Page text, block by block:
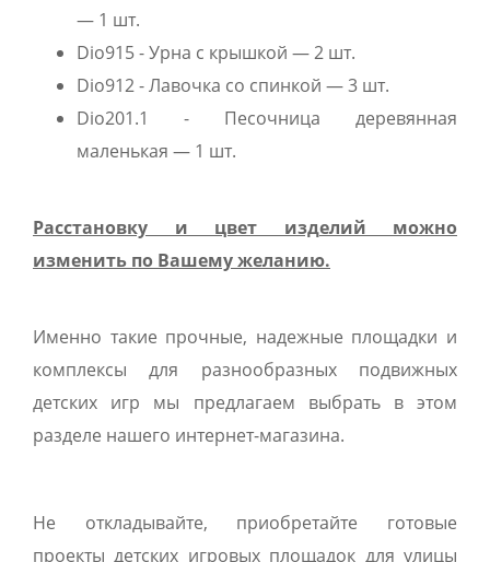
— 1 шт.
Dio915 - Урна с крышкой — 2 шт.
Dio912 - Лавочка со спинкой — 3 шт.
Dio201.1 - Песочница деревянная
маленькая — 1 шт.
Расстановку и цвет изделий можно
изменить по Вашему желанию.
Именно такие прочные, надежные площадки и
комплексы для разнообразных подвижных
детских игр мы предлагаем выбрать в этом
разделе нашего интернет-магазина.
Не откладывайте, приобретайте готовые
проекты детских игровых площадок для улицы